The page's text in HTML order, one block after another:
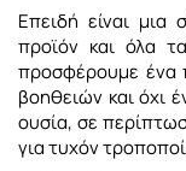
Επειδή είναι
προϊόν και όλα
προσφέρουμε ένα
βοηθειών και όχι
ουσία, σε
για τυχόν